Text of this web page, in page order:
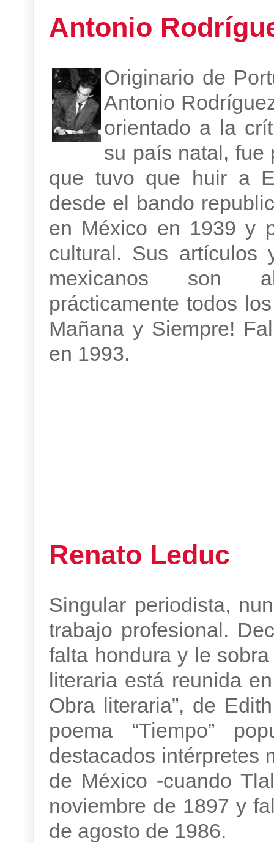
Antonio
Originario de
Antonio
orientado a la
su país natal, fue
que tuvo que huir a
desde el bando
en México en 1939 y
cultural. Sus artículos
mexicanos son
prácticamente todos
Mañana y Siempre!
en 1993.
Renato Leduc
Singular periodista,
trabajo profesional.
falta hondura y le
literaria está reunida
Obra literaria”, de
poema “Tiempo”
destacados intérpretes
de México -cuando
noviembre de 1897 y
de agosto de 1986.